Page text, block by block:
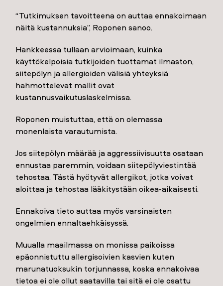
“Tutkimuksen tavoitteena on auttaa ennakoimaan
näitä kustannuksia”, Roponen sanoo.
Hankkeessa tullaan arvioimaan, kuinka
käyttökelpoisia tutkijoiden tuottamat ilmaston,
siitepölyn ja allergioiden välisiä yhteyksiä
hahmottelevat mallit ovat
kustannusvaikutuslaskelmissa.
Roponen muistuttaa, että on olemassa
monenlaista varautumista.
Jos siitepölyn määrää ja aggressiivisuutta osataan
ennustaa paremmin, voidaan siitepölyviestintää
tehostaa. Tästä hyötyvät allergikot, jotka voivat
aloittaa ja tehostaa lääkitystään oikea-aikaisesti.
Ennakoiva tieto auttaa myös varsinaisten
ongelmien ennaltaehkäisyssä.
Muualla maailmassa on monissa paikoissa
epäonnistuttu allergisoivien kasvien kuten
marunatuoksukin torjunnassa, koska ennakoivaa
tietoa ei ole ollut saatavilla tai sitä ei ole osattu